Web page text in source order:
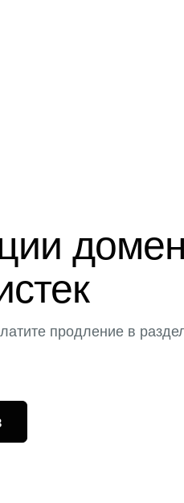
продление в